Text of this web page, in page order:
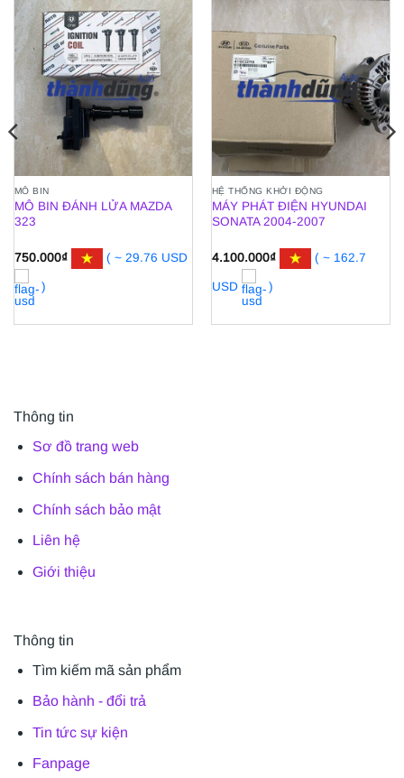
MÔ BIN
MÔ BIN ĐÁNH LỬA MAZDA
323
750.000₫ ( ~ 29.76 USD
)
HỆ THỐNG KHỞI ĐỘNG
MÁY PHÁT ĐIỆN HYUNDAI
SONATA 2004-2007
4.100.000₫ ( ~ 162.7
USD )
Thông tin
Sơ đồ trang web
Chính sách bán hàng
Chính sách bảo mật
Liên hệ
Giới thiệu
Thông tin
Tìm kiếm mã sản phẩm
Bảo hành - đổi trả
Tin tức sự kiện
Fanpage